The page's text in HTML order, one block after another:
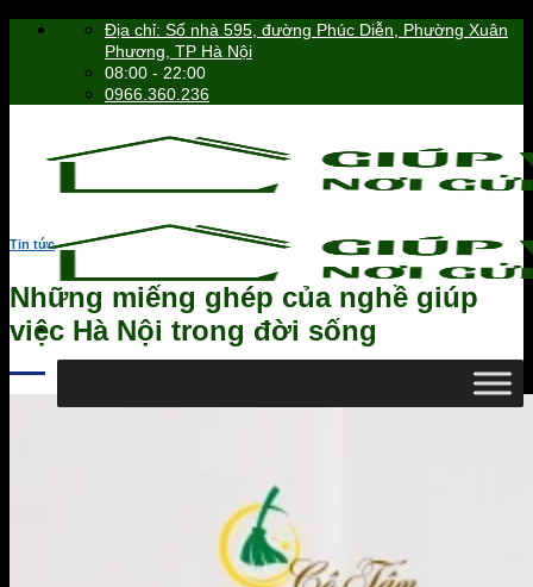
Skip
Địa chỉ: Số nhà 595, đường Phúc Diễn, Phường Xuân
Phương, TP Hà Nội
08:00 - 22:00
0966.360.236
Tin tức
Những miếng ghép của nghề giúp
việc Hà Nội trong đời sống